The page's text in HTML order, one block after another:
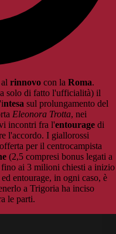
rinnovo con la Roma.
solo di fatto l'ufficialità) il
ntesa sul prolungamento del
Eleonora Trotta, nei
incontri fra l'entourage di
l'accordo. I giallorossi
per il centrocampista
(2,5 compresi bonus legati a
ai 3 milioni chiesti a inizio
entourage, in ogni caso, è
a Trigoria ha inciso
le parti.